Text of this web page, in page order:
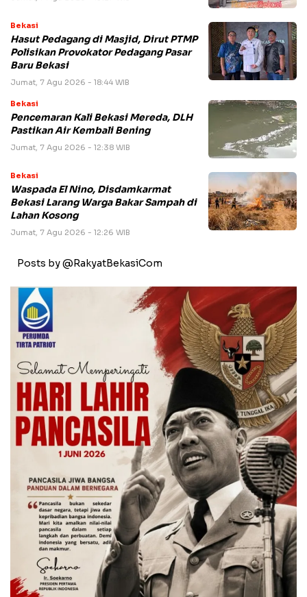
Bekasi
Hasut Pedagang di Masjid, Dirut PTMP
Polisikan Provokator Pedagang Pasar
Baru Bekasi
Jumat, 7 Agu 2026 - 18:44 WIB
Bekasi
Pencemaran Kali Bekasi Mereda, DLH
Pastikan Air Kembali Bening
Jumat, 7 Agu 2026 - 12:38 WIB
Bekasi
Waspada El Nino, Disdamkarmat
Bekasi Larang Warga Bakar Sampah di
Lahan Kosong
Jumat, 7 Agu 2026 - 12:26 WIB
Posts by @RakyatBekasiCom